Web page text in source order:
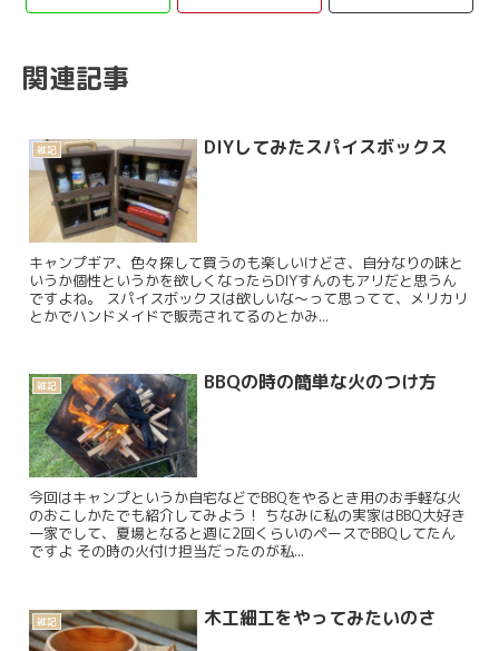
関連記事
雑記 DIYしてみたスパイスボックス
キャンプギア、色々探して買うのも楽しいけどさ、自分なりの味と
いうか個性というかを欲しくなったらDIYすんのもアリだと思うん
ですよね。 スパイスボックスは欲しいな～って思ってて、メリカリ
とかでハンドメイドで販売されてるのとかみ...
雑記 BBQの時の簡単な火のつけ方
今回はキャンプというか自宅などでBBQをやるとき用のお手軽な火
のおこしかたでも紹介してみよう！ ちなみに私の実家はBBQ大好き
一家でして、夏場となると週に2回くらいのペースでBBQしてたん
ですよ その時の火付け担当だったのが私...
雑記 木工細工をやってみたいのさ